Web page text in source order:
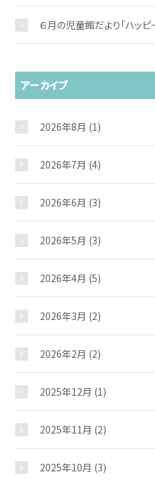
６月の児童館だより「ハッピ
アーカイブ
2026年8月 (1)
2026年7月 (4)
2026年6月 (3)
2026年5月 (3)
2026年4月 (5)
2026年3月 (2)
2026年2月 (2)
2025年12月 (1)
2025年11月 (2)
2025年10月 (3)